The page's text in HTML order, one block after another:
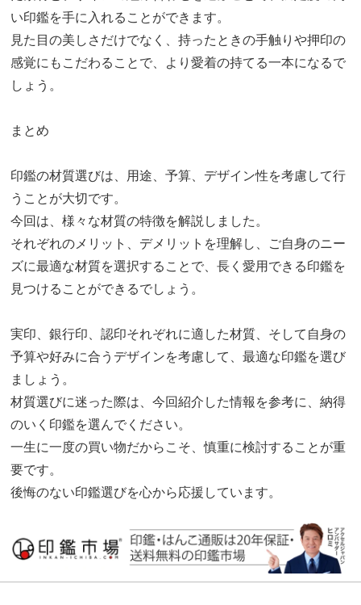
い印鑑を手に入れることができます。
見た目の美しさだけでなく、持ったときの手触りや押印の
感覚にもこだわることで、より愛着の持てる一本になるで
しょう。
まとめ
印鑑の材質選びは、用途、予算、デザイン性を考慮して行
うことが大切です。
今回は、様々な材質の特徴を解説しました。
それぞれのメリット、デメリットを理解し、ご自身のニー
ズに最適な材質を選択することで、長く愛用できる印鑑を
見つけることができるでしょう。
実印、銀行印、認印それぞれに適した材質、そして自身の
予算や好みに合うデザインを考慮して、最適な印鑑を選び
ましょう。
材質選びに迷った際は、今回紹介した情報を参考に、納得
のいく印鑑を選んでください。
一生に一度の買い物だからこそ、慎重に検討することが重
要です。
後悔のない印鑑選びを心から応援しています。